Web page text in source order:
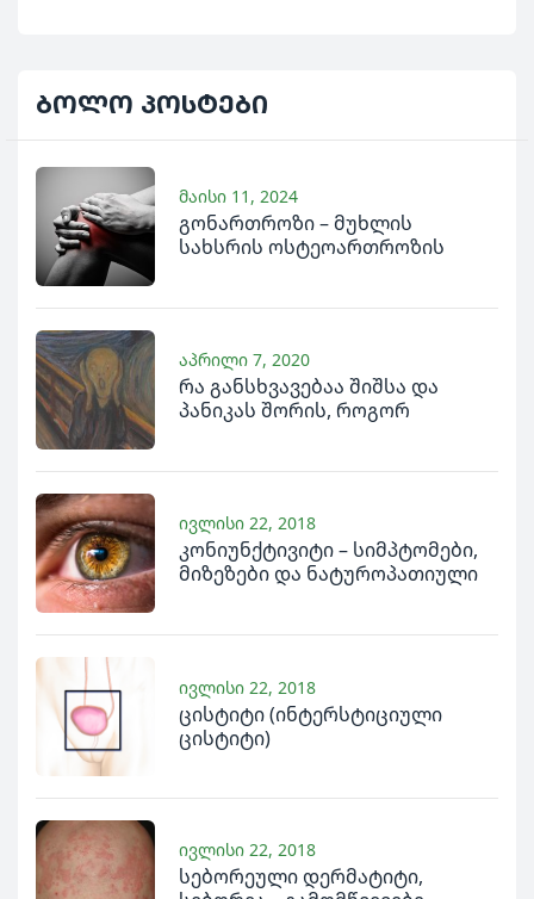
ბოლო პოსტები
გონართროზი – მუხლის
სახსრის ოსტეოართროზის
მაისი 11, 2024
რა განსხვავებაა შიშსა და
პანიკას შორის, როგორ
საშუალებებით
აპრილი 7, 2020
კონიუნქტივიტი – სიმპტომები,
მიზეზები და ნატუროპათიული
ივლისი 22, 2018
ცისტიტი (ინტერსტიციული
ცისტიტი)
ივლისი 22, 2018
სებორეული დერმატიტი,
ივლისი 22, 2018